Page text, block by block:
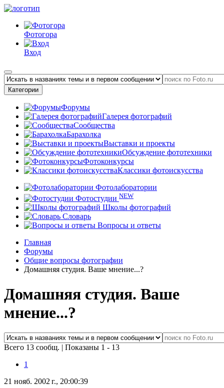
Фотогора
Вход
Категории
Форумы
Галерея фотографий
Сообщества
Барахолка
Выставки и проекты
Обсуждение фототехники
Фотоконкурсы
Классики фотоискусства
Фотолаборатории
Фотостудии NEW
Школы фотографий
Словарь
Вопросы и ответы
Главная
Форумы
Общие вопросы фотографии
Домашняя студия. Ваше мнение...?
Домашняя студия. Ваше
мнение...?
Всего 13 сообщ. | Показаны 1 - 13
1
21 нояб. 2002 г., 20:00:39